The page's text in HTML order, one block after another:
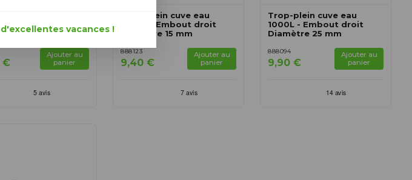
- Embout droit
50 mm
€
Ajouter au
panier
Trop-plein cuve eau
1000L - Embout droit
Diamètre 15 mm
888123
9,40 €
Ajouter au
panier
Trop-plein cuve eau
1000L - Embout droit
Diamètre 25 mm
888094
9,90 €
Ajouter au
panier
vacances !